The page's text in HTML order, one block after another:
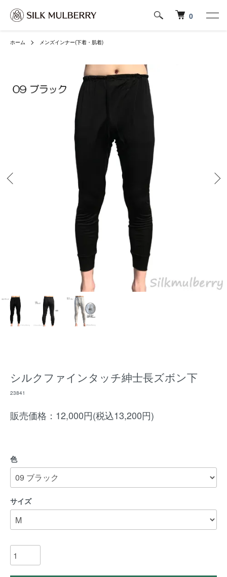
0
ホーム メンズインナー(下着・肌着)
シルクファインタッチ紳士長ズボン下
23841
販売価格：12,000円(税込13,200円)
色
サイズ